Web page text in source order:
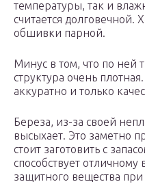
температуры, так и
считается долговечной.
обшивки парной.
Минус в том, что по ней
структура очень
аккуратно и только
Береза, из-за своей
высыхает. Это заметно
стоит заготовить с
способствует
защитного вещества при